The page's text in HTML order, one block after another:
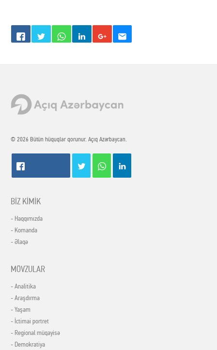
© 2026 Bütün hüquqlar qorunur. Açıq Azərbaycan.
BİZ KİMİK
- Haqqımızda
- Komanda
- Əlaqə
MÖVZULAR
- Analitika
- Araşdırma
- Yaşam
- İctimai portret
- Regional müqayisə
- Demokratiya